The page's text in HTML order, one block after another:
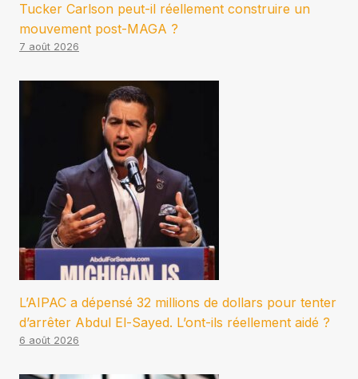
Tucker Carlson peut-il réellement construire un
mouvement post-MAGA ?
7 août 2026
L’AIPAC a dépensé 32 millions de dollars pour tenter
d’arrêter Abdul El-Sayed. L’ont-ils réellement aidé ?
6 août 2026